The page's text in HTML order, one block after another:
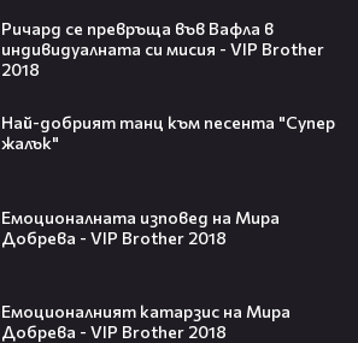
Ричард се превръща във Вафла в
индивидуалната си мисия - VIP Brother
2018
Най-добрият танц към песента "Супер
жалък"
Емоционалната изповед на Мира
Добрева - VIP Brother 2018
Емоционалният катарзис на Мира
Добрева - VIP Brother 2018
250 години тишина: Америка
зарови капсула, която никой жив
Ерлинг Холанд ghost-на Том
Холанд?! 💀 Защо Спайдър-мен